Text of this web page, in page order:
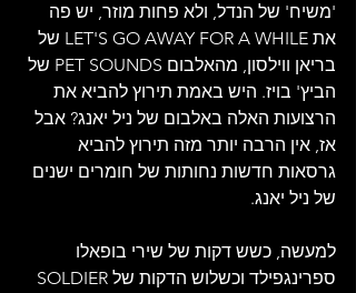
'משיח' של הנדל, ולא פחות מוזר, יש פה
את LET'S GO AWAY FOR A WHILE של
בריאן ווילסון, מהאלבום PET SOUNDS של
הביץ' בויז. היש באמת תירוץ להביא את
הרצועות האלה באלבום של ניל יאנג? אבל
אז, אין הרבה יותר מזה תירוץ להביא
גרסאות חדשות נחותות של חומרים ישנים
של ניל יאנג.
למעשה, כשש דקות של שירי בופאלו